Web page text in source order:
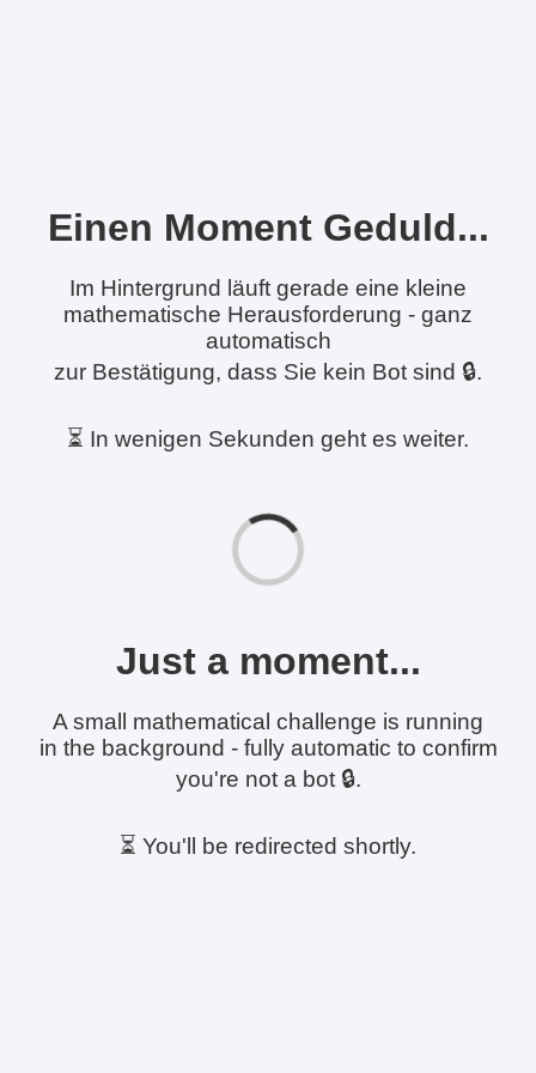
Einen Moment Geduld...
Im Hintergrund läuft gerade eine kleine
mathematische Herausforderung - ganz
automatisch
zur Bestätigung, dass Sie kein Bot sind 🔒.
⏳ In wenigen Sekunden geht es weiter.
Just a moment...
A small mathematical challenge is running
in the background - fully automatic to confirm
you're not a bot 🔒.
⏳ You'll be redirected shortly.